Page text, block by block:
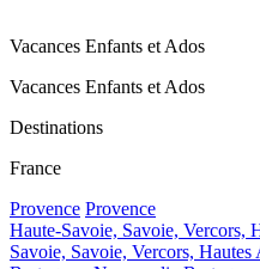
Vacances Enfants et Ados
Vacances Enfants et Ados
Destinations
France
Provence Provence
Haute-Savoie, Savoie, Vercors,
Savoie, Savoie, Vercors, Hautes